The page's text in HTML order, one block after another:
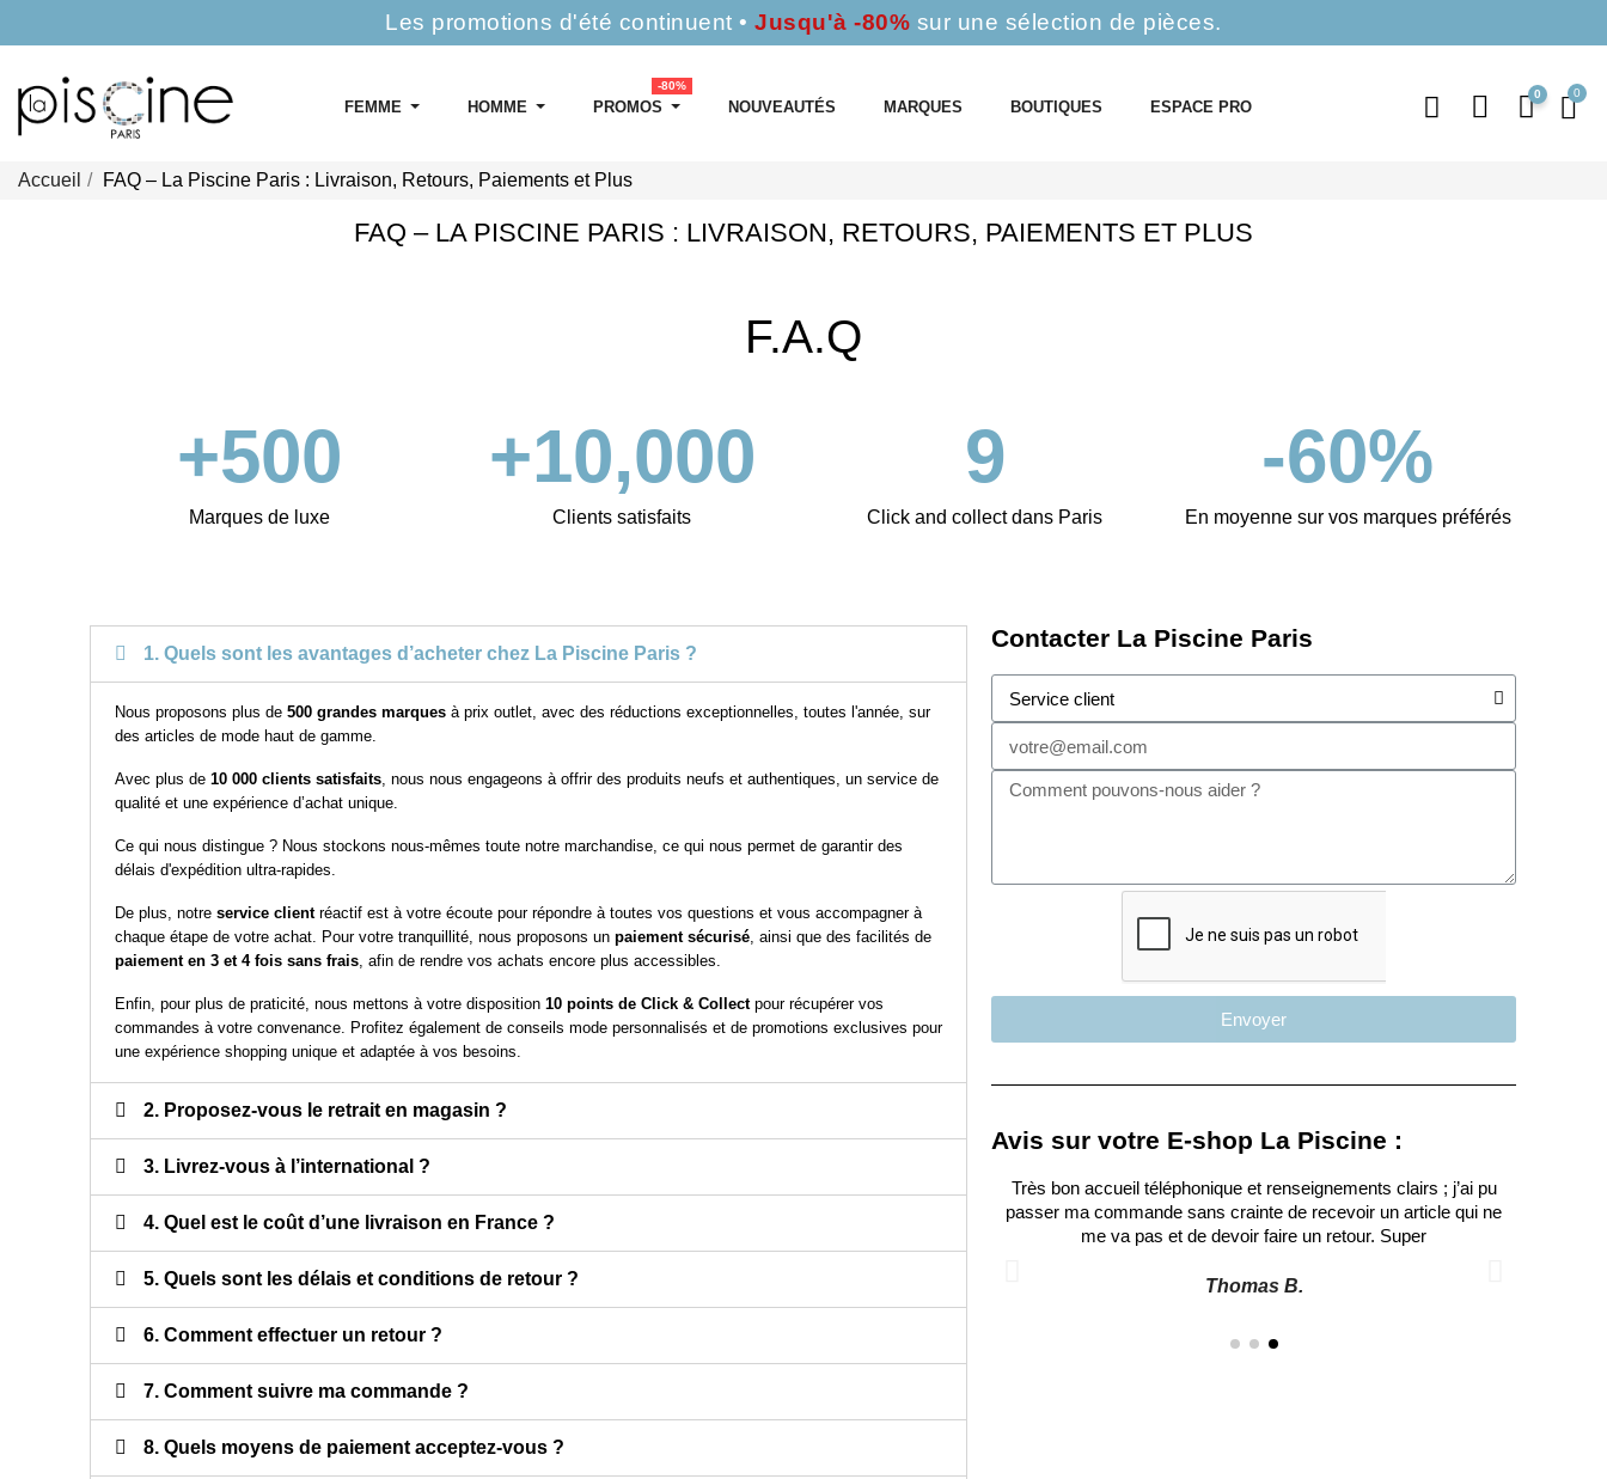
Les promotions d'été continuent •Jusqu'à -80% sur une sélection de pièces.
FEMME HOMME PROMOS
-80%
NOUVEAUTÉS MARQUES BOUTIQUES ESPACE PRO
0
Accueil FAQ – La Piscine Paris : Livraison, Retours, Paiements et Plus
FAQ – LA PISCINE PARIS : LIVRAISON, RETOURS, PAIEMENTS ET PLUS
F.A.Q
+500
Marques de luxe
+10,000
Clients satisfaits
9
Click and collect dans Paris
-60%
En moyenne sur vos marques préférés
1. Quels sont les avantages d’acheter chez La Piscine Paris ?
Nous proposons plus de 500 grandes marques à prix outlet, avec des réductions exceptionnelles, toutes l'année, sur
des articles de mode haut de gamme.
Avec plus de 10 000 clients satisfaits, nous nous engageons à offrir des produits neufs et authentiques, un service de
qualité et une expérience d’achat unique.
Ce qui nous distingue ? Nous stockons nous-mêmes toute notre marchandise, ce qui nous permet de garantir des
délais d'expédition ultra-rapides.
De plus, notre service clientréactif est à votre écoute pour répondre à toutes vos questions et vous accompagner à
chaque étape de votre achat. Pour votre tranquillité, nous proposons un paiement sécurisé, ainsi que des facilités de
paiement en 3 et 4 fois sans frais, afin de rendre vos achats encore plus accessibles.
Enfin, pour plus de praticité, nous mettons à votre disposition 10 points de Click & Collectpour récupérer vos
commandes à votre convenance. Profitez également de conseils mode personnalisés et de promotions exclusives pour
une expérience shopping unique et adaptée à vos besoins.
2. Proposez-vous le retrait en magasin ?
3. Livrez-vous à l’international ?
4. Quel est le coût d’une livraison en France ?
5. Quels sont les délais et conditions de retour ?
6. Comment effectuer un retour ?
7. Comment suivre ma commande ?
8. Quels moyens de paiement acceptez-vous ?
Contacter La Piscine Paris
Envoyer
Avis sur votre E-shop La Piscine :
mon colis en boutique. Les produits proposés par
sont de très belle qualité et les prix à la portée de toutes
Fabrice D.
extraordinaire, choix de marques, emballage précautionneux et
livraison extrêmement rapide! Un bonheur ! Merci
Très bon accueil téléphonique et renseignements clairs ; j’ai pu
passer ma commande sans crainte de recevoir un article qui ne
me va pas et de devoir faire un retour. Super
Thomas B.